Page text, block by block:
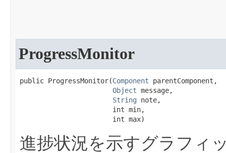
ProgressMonitor
public ProgressMonitor​(Component parentComponent,
Object message,
String note,
                       int min,
                       int max)
進捗状況を示すグラフィ